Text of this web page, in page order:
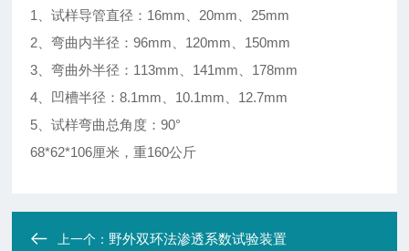
1、试样导管直径：16mm、20mm、25mm
2、弯曲内半径：96mm、120mm、150mm
3、弯曲外半径：113mm、141mm、178mm
4、凹槽半径：8.1mm、10.1mm、12.7mm
5、试样弯曲总角度：90°
68*62*106厘米，重160公斤
上一个：野外双环法渗透系数试验装置